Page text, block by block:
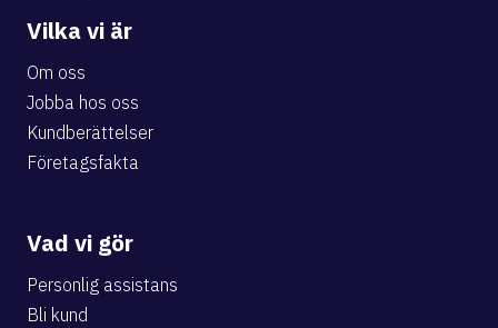
Vilka vi är
Om oss
Jobba hos oss
Kundberättelser
Företagsfakta
Vad vi gör
Personlig assistans
Bli kund